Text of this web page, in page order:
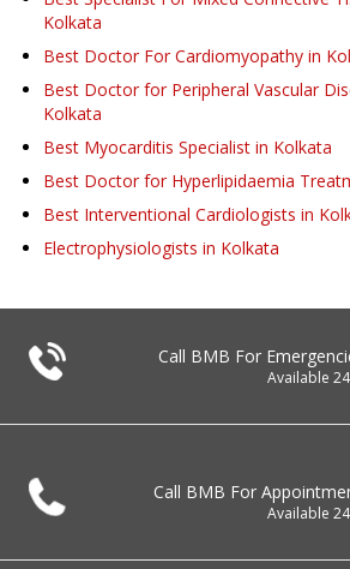
Kolkata
Best Doctor For Cardiomyopathy in
Best Doctor for Peripheral Vascular
Kolkata
Best Myocarditis Specialist in Kolkata
Best Doctor for Hyperlipidaemia
Best Interventional Cardiologists in
Electrophysiologists in Kolkata
Call BMB For
Available
Call BMB For
Available